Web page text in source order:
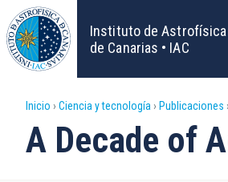
Pasar
al
contenido
principal
Instituto de Astrofísica
de Canarias • IAC
Sobrescribir
enlaces
Inicio Ciencia y tecnología Publicaciones
A Decade of